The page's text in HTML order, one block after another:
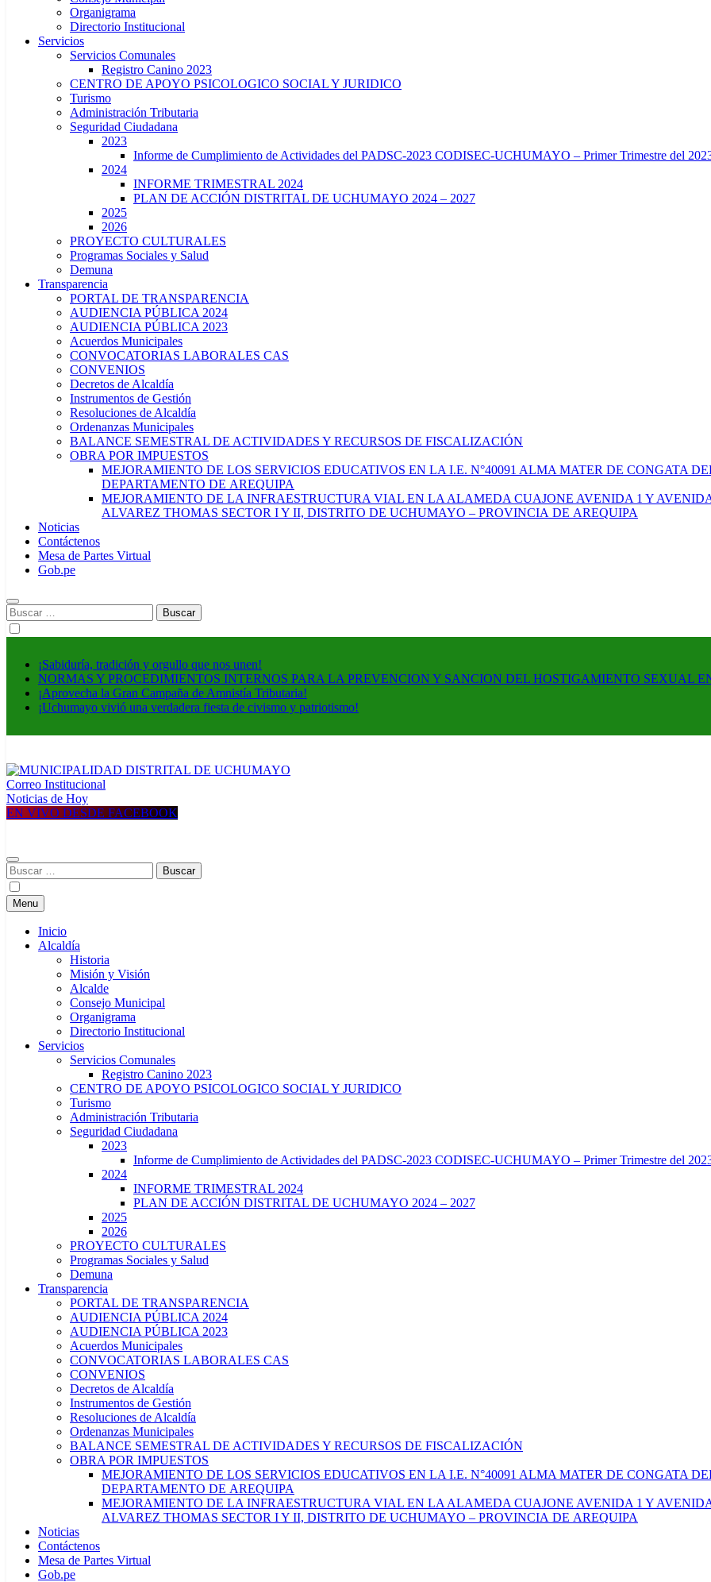
Organigrama
Directorio Institucional
Servicios
Servicios Comunales
Registro Canino 2023
CENTRO DE APOYO PSICOLOGICO SOCIAL Y JURIDICO
Turismo
Administración Tributaria
Seguridad Ciudadana
2023
Informe de Cumplimiento de Actividades del PADSC-2023 CODISEC-UCHUMAYO – Primer Trimestre del
2024
INFORME TRIMESTRAL 2024
PLAN DE ACCIÓN DISTRITAL DE UCHUMAYO 2024 – 2027
2025
2026
PROYECTO CULTURALES
Programas Sociales y Salud
Demuna
Transparencia
PORTAL DE TRANSPARENCIA
AUDIENCIA PÚBLICA 2024
AUDIENCIA PÚBLICA 2023
Acuerdos Municipales
CONVOCATORIAS LABORALES CAS
CONVENIOS
Decretos de Alcaldía
Instrumentos de Gestión
Resoluciones de Alcaldía
Ordenanzas Municipales
BALANCE SEMESTRAL DE ACTIVIDADES Y RECURSOS DE FISCALIZACIÓN
OBRA POR IMPUESTOS
MEJORAMIENTO DE LOS SERVICIOS EDUCATIVOS EN LA I.E. N°40091 ALMA MATER DE CONGATA
DEPARTAMENTO DE AREQUIPA
MEJORAMIENTO DE LA INFRAESTRUCTURA VIAL EN LA ALAMEDA CUAJONE AVENIDA 1 Y
ALVAREZ THOMAS SECTOR I Y II, DISTRITO DE UCHUMAYO – PROVINCIA DE AREQUIPA
Noticias
Contáctenos
Mesa de Partes Virtual
Gob.pe
Buscar:
¡Sabiduría, tradición y orgullo que nos unen!
NORMAS Y PROCEDIMIENTOS INTERNOS PARA LA PREVENCION Y SANCION DEL HOSTIGAMIENTO SEXUAL
¡Aprovecha la Gran Campaña de Amnistía Tributaria!
¡Uchumayo vivió una verdadera fiesta de civismo y patriotismo!
MUNICIPALIDAD DISTRITAL DE UCHUMAYO
Construyendo una nueva Historia
Correo Institucional
Noticias de Hoy
EN VIVO DESDE FACEBOOK
Buscar:
Menu
Inicio
Alcaldía
Historia
Misión y Visión
Alcalde
Consejo Municipal
Organigrama
Directorio Institucional
Servicios
Servicios Comunales
Registro Canino 2023
CENTRO DE APOYO PSICOLOGICO SOCIAL Y JURIDICO
Turismo
Administración Tributaria
Seguridad Ciudadana
2023
Informe de Cumplimiento de Actividades del PADSC-2023 CODISEC-UCHUMAYO – Primer Trimestre del
2024
INFORME TRIMESTRAL 2024
PLAN DE ACCIÓN DISTRITAL DE UCHUMAYO 2024 – 2027
2025
2026
PROYECTO CULTURALES
Programas Sociales y Salud
Demuna
Transparencia
PORTAL DE TRANSPARENCIA
AUDIENCIA PÚBLICA 2024
AUDIENCIA PÚBLICA 2023
Acuerdos Municipales
CONVOCATORIAS LABORALES CAS
CONVENIOS
Decretos de Alcaldía
Instrumentos de Gestión
Resoluciones de Alcaldía
Ordenanzas Municipales
BALANCE SEMESTRAL DE ACTIVIDADES Y RECURSOS DE FISCALIZACIÓN
OBRA POR IMPUESTOS
MEJORAMIENTO DE LOS SERVICIOS EDUCATIVOS EN LA I.E. N°40091 ALMA MATER DE CONGATA
DEPARTAMENTO DE AREQUIPA
MEJORAMIENTO DE LA INFRAESTRUCTURA VIAL EN LA ALAMEDA CUAJONE AVENIDA 1 Y
ALVAREZ THOMAS SECTOR I Y II, DISTRITO DE UCHUMAYO – PROVINCIA DE AREQUIPA
Noticias
Contáctenos
Mesa de Partes Virtual
Gob.pe